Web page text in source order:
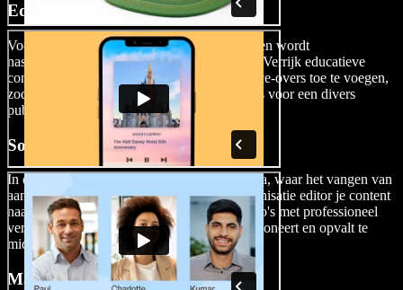
Educatieve Video's
Voor docenten en makers van online cursussen wordt
nasynchronisatie een waardevol hulpmiddel. Verrijk educatieve
content door duidelijke en welsprekende voice-overs toe te voegen,
zodat het materiaal toegankelijk en boeiend is voor een divers
publiek.
Sociale Media Video's
In de concurrerende wereld van sociale media, waar het vangen van
aandacht cruciaal is, tilt een video nasynchronisatie editor je content
naar een hoger niveau. Creëer boeiende video's met professioneel
vertaalde voice-overs, zodat je boodschap resoneert en opvalt te
midden van het sociale media lawaai.
Marketing Video's